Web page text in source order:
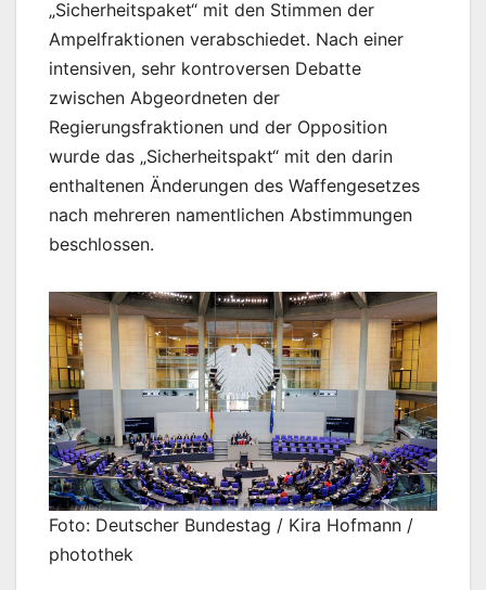
„Sicherheitspaket“ mit den Stimmen der
Ampelfraktionen verabschiedet. Nach einer
intensiven, sehr kontroversen Debatte
zwischen Abgeordneten der
Regierungsfraktionen und der Opposition
wurde das „Sicherheitspakt“ mit den darin
enthaltenen Änderungen des Waffengesetzes
nach mehreren namentlichen Abstimmungen
beschlossen.
Foto: Deutscher Bundestag / Kira Hofmann /
photothek